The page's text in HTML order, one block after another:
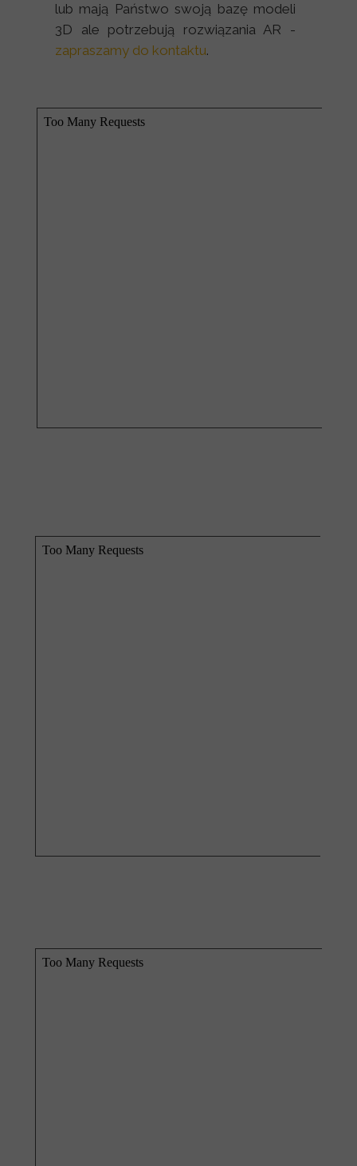
lub mają Państwo swoją bazę modeli
3D ale potrzebują rozwiązania AR -
zapraszamy do kontaktu.